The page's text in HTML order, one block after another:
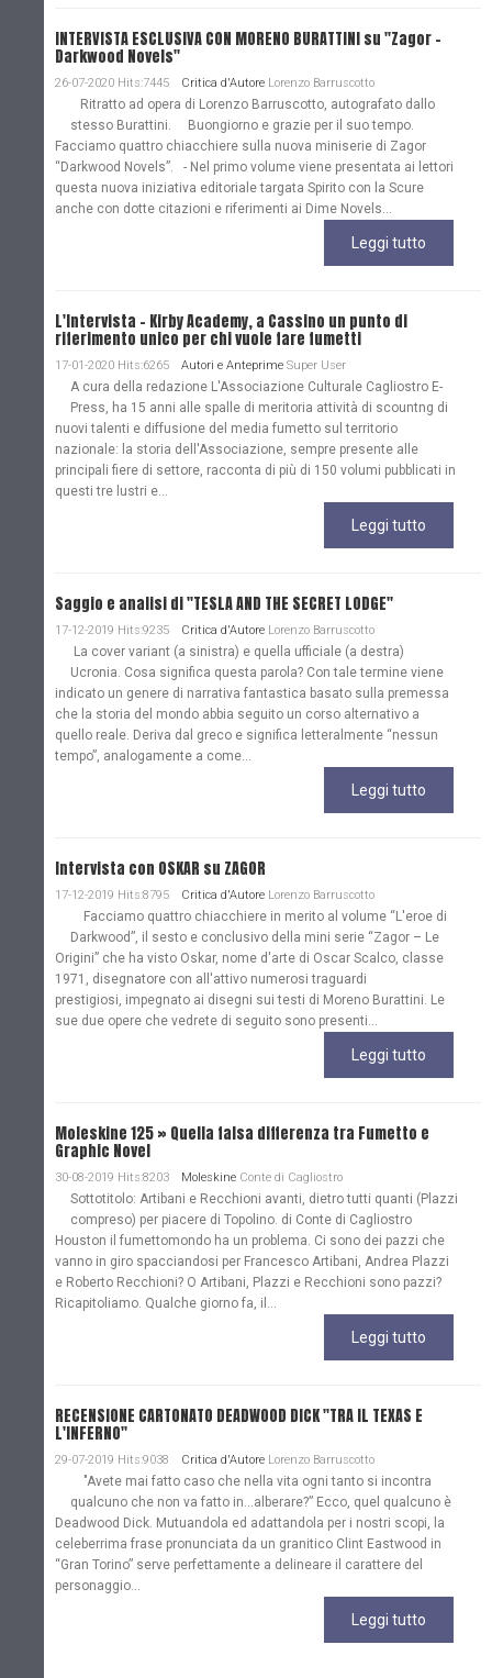
INTERVISTA ESCLUSIVA CON MORENO BURATTINI su "Zagor -
Darkwood Novels"
26-07-2020 Hits:7445 Critica d'Autore Lorenzo Barruscotto
Ritratto ad opera di Lorenzo Barruscotto, autografato dallo
stesso Burattini. Buongiorno e grazie per il suo tempo.
Facciamo quattro chiacchiere sulla nuova miniserie di Zagor
“Darkwood Novels”. - Nel primo volume viene presentata ai lettori
questa nuova iniziativa editoriale targata Spirito con la Scure
anche con dotte citazioni e riferimenti ai Dime Novels...
Leggi tutto
L'Intervista - Kirby Academy, a Cassino un punto di
riferimento unico per chi vuole fare fumetti
17-01-2020 Hits:6265 Autori e Anteprime Super User
A cura della redazione L'Associazione Culturale Cagliostro E-
Press, ha 15 anni alle spalle di meritoria attività di scountng di
nuovi talenti e diffusione del media fumetto sul territorio
nazionale: la storia dell'Associazione, sempre presente alle
principali fiere di settore, racconta di più di 150 volumi pubblicati in
questi tre lustri e...
Leggi tutto
Saggio e analisi di "TESLA AND THE SECRET LODGE"
17-12-2019 Hits:9235 Critica d'Autore Lorenzo Barruscotto
La cover variant (a sinistra) e quella ufficiale (a destra)
Ucronia. Cosa significa questa parola? Con tale termine viene
indicato un genere di narrativa fantastica basato sulla premessa
che la storia del mondo abbia seguito un corso alternativo a
quello reale. Deriva dal greco e significa letteralmente “nessun
tempo”, analogamente a come...
Leggi tutto
Intervista con OSKAR su ZAGOR
17-12-2019 Hits:8795 Critica d'Autore Lorenzo Barruscotto
Facciamo quattro chiacchiere in merito al volume “L'eroe di
Darkwood”, il sesto e conclusivo della mini serie “Zagor – Le
Origini” che ha visto Oskar, nome d'arte di Oscar Scalco, classe
1971, disegnatore con all'attivo numerosi traguardi
prestigiosi, impegnato ai disegni sui testi di Moreno Burattini. Le
sue due opere che vedrete di seguito sono presenti...
Leggi tutto
Moleskine 125 » Quella falsa differenza tra Fumetto e
Graphic Novel
30-08-2019 Hits:8203 Moleskine Conte di Cagliostro
Sottotitolo: Artibani e Recchioni avanti, dietro tutti quanti (Plazzi
compreso) per piacere di Topolino. di Conte di Cagliostro
Houston il fumettomondo ha un problema. Ci sono dei pazzi che
vanno in giro spacciandosi per Francesco Artibani, Andrea Plazzi
e Roberto Recchioni? O Artibani, Plazzi e Recchioni sono pazzi?
Ricapitoliamo. Qualche giorno fa, il...
Leggi tutto
RECENSIONE CARTONATO DEADWOOD DICK "TRA IL TEXAS E
L'INFERNO"
29-07-2019 Hits:9038 Critica d'Autore Lorenzo Barruscotto
"Avete mai fatto caso che nella vita ogni tanto si incontra
qualcuno che non va fatto in…alberare?” Ecco, quel qualcuno è
Deadwood Dick. Mutuandola ed adattandola per i nostri scopi, la
celeberrima frase pronunciata da un granitico Clint Eastwood in
“Gran Torino” serve perfettamente a delineare il carattere del
personaggio...
Leggi tutto